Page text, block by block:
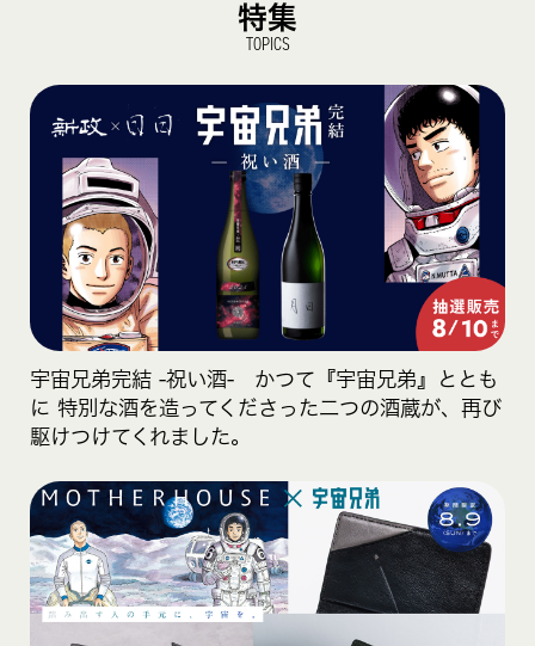
特集
TOPICS
宇宙兄弟完結 -祝い酒- かつて『宇宙兄弟』ととも
に 特別な酒を造ってくださった二つの酒蔵が、再び
駆けつけてくれました。